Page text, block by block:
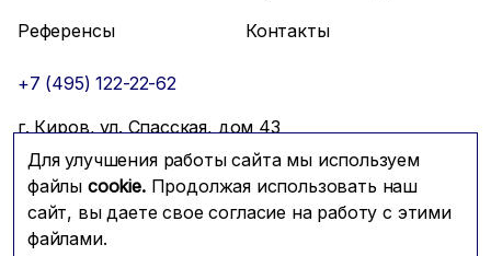
Для улучшения работы сайта мы используем
файлы cookie.Продолжая использовать наш
сайт, вы даете свое согласие на работу с этими
файлами.
Референсы
Контакты
+7 (495) 122-22-62
г. Киров, ул. Спасская, дом 43
info@mfmc.ru
Связаться с нами